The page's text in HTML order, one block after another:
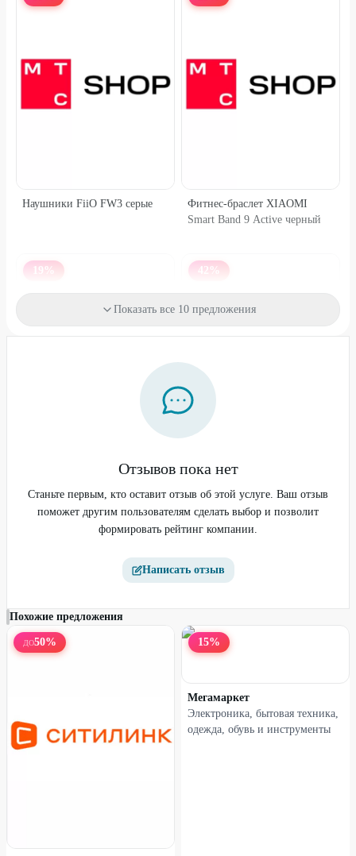
Наушники FiiO FW3 серые
Фитнес-браслет XIAOMI
Smart Band 9 Active черный
19 %
Smart Band 9 Pro черный
42 %
Buds 5 белые
Наушники XIAOMI Redmi
Показать все 10 предложения
Отзывов пока нет
Станьте первым, кто оставит отзыв об этой услуге. Ваш отзыв
поможет другим пользователям сделать выбор и позволит
формировать рейтинг компании.
Написать отзыв
Похожие предложения
ДО50% 15%
Мегамаркет
Электроника, бытовая техника,
одежда, обувь и инструменты